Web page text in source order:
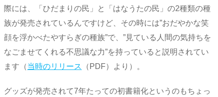
際には、「ひだまりの民」と「はなうたの民」の2種類の種
族が発売されているんですけど、その時には”おだやかな笑
顔を浮かべたやすらぎの種族”で、”見ている人間の気持ちを
なごませてくれる不思議な力”を持っていると説明されてい
ます（当時のリリース （PDF）より）。
グッズが発売されて7年たっての初書籍化というのもちょっ